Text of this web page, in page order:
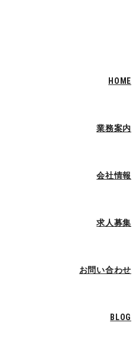
HOME
業務案内
会社情報
求人募集
お問い合わせ
BLOG